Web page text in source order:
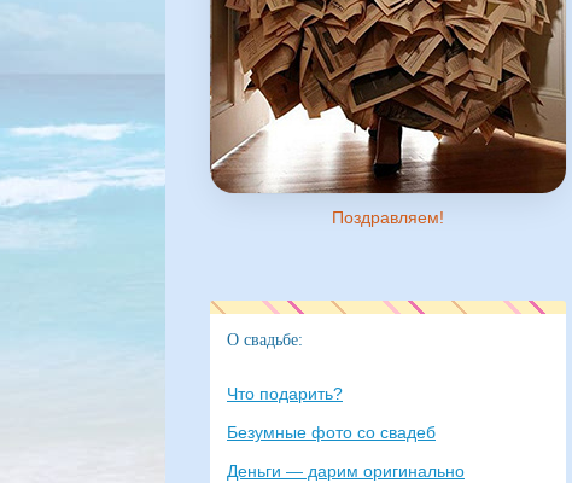
Поздравляем!
О свадьбе:
Что подарить?
Безумные фото со свадеб
Деньги — дарим оригинально